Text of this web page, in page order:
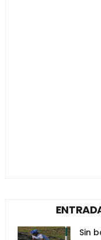
Sin